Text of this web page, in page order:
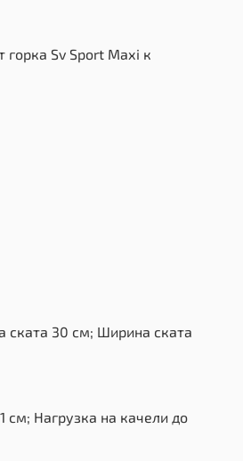
горка Sv Sport Махi к
ската 30 см; Ширина ската
Нагрузка на качели до